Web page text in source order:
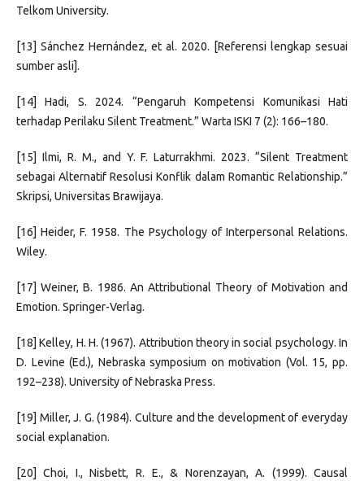
Telkom University.
[13] Sánchez Hernández, et al. 2020. [Referensi lengkap sesuai
sumber asli].
[14] Hadi, S. 2024. “Pengaruh Kompetensi Komunikasi Hati
terhadap Perilaku Silent Treatment.” Warta ISKI 7 (2): 166–180.
[15] Ilmi, R. M., and Y. F. Laturrakhmi. 2023. “Silent Treatment
sebagai Alternatif Resolusi Konflik dalam Romantic Relationship.”
Skripsi, Universitas Brawijaya.
[16] Heider, F. 1958. The Psychology of Interpersonal Relations.
Wiley.
[17] Weiner, B. 1986. An Attributional Theory of Motivation and
Emotion. Springer-Verlag.
[18] Kelley, H. H. (1967). Attribution theory in social psychology. In
D. Levine (Ed.), Nebraska symposium on motivation (Vol. 15, pp.
192–238). University of Nebraska Press.
[19] Miller, J. G. (1984). Culture and the development of everyday
social explanation.
[20] Choi, I., Nisbett, R. E., & Norenzayan, A. (1999). Causal